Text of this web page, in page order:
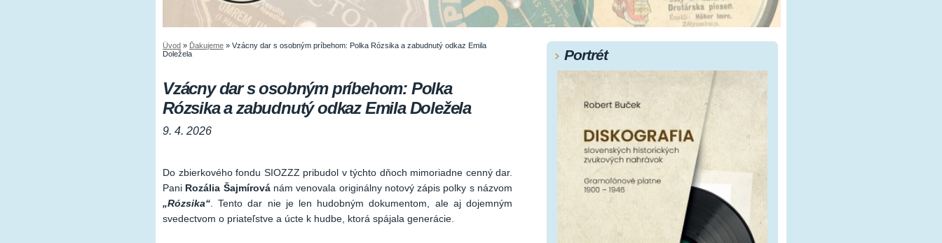
Úvod » Ďakujeme » Vzácny dar s osobným príbehom: Polka Rózsika a zabudnutý odkaz Emila
Doležela
Vzácny dar s osobným príbehom: Polka
Rózsika a zabudnutý odkaz Emila Doležela
9. 4. 2026
Do zbierkového fondu SIOZZZ pribudol v týchto dňoch mimoriadne cenný dar.
Pani Rozália Šajmírovánám venovala originálny notový zápis polky s názvom
„Rózsika“ . Tento dar nie je len hudobným dokumentom, ale aj dojemným
svedectvom o priateľstve a úcte k hudbe, ktorá spájala generácie.
Portrét